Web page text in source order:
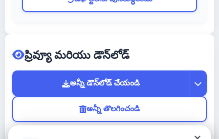
Български
Shqip
ప్రివ్యూ మరియు డౌన్‌లోడ్
అన్నీ డౌన్‌లోడ్ చేయండి
అన్నీ తొలగించండి